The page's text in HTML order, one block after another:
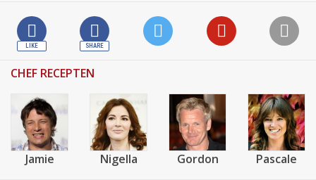
CHEF RECEPTEN
Jamie Nigella Gordon Pascale